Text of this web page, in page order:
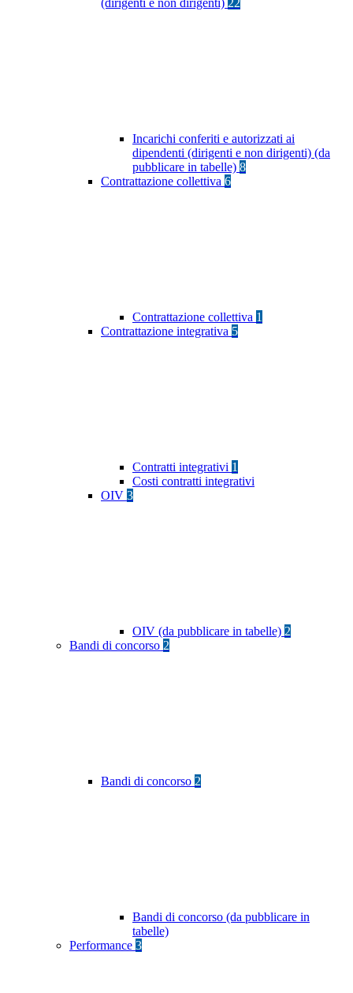
(dirigenti e non dirigenti) 22
Incarichi conferiti e autorizzati ai
dipendenti (dirigenti e non dirigenti) (da
pubblicare in tabelle) 8
Contrattazione collettiva 6
Contrattazione collettiva 1
Contrattazione integrativa 5
Contratti integrativi 1
Costi contratti integrativi
OIV 3
OIV (da pubblicare in tabelle) 2
Bandi di concorso 2
Bandi di concorso 2
Bandi di concorso (da pubblicare in
tabelle)
Performance 3